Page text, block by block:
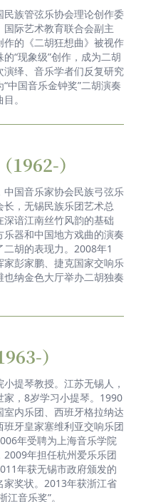
民族管弦乐协会理论创作委
国际艺术教育联合会副主
作的《二胡狂想曲》被视作
“现象级”创作，成为二胡
演绎、音乐学者们反复研究
中国音乐金钟奖”二胡演奏
。
1962-）
中国音乐家协会民族弓弦乐
长，无锡民族乐团艺术总
深谙江南丝竹风韵的基础
乐器和中国地方戏曲的演奏
二胡的表现力。2008年1
家彭家鹏、捷克国家交响乐
也纳金色大厅举办二胡独奏
）
提琴教授。江苏无锡人，
家，8岁学习小提琴。1990
室内乐团、西班牙格拉纳达
班牙皇家塞维利亚交响乐团
年受聘为上海音乐学院
2009年担任杭州爱乐乐团
年获无锡市政府颁发的
家奖状。2013年获浙江省
江音乐奖”。